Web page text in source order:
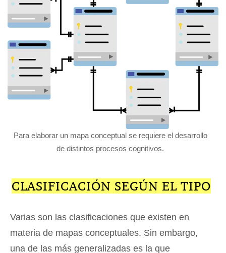
Para elaborar un mapa conceptual se requiere el desarrollo
de distintos procesos cognitivos.
CLASIFICACIÓN SEGÚN EL TIPO
Varias son las clasificaciones que existen en
materia de mapas conceptuales. Sin embargo,
una de las más generalizadas es la que